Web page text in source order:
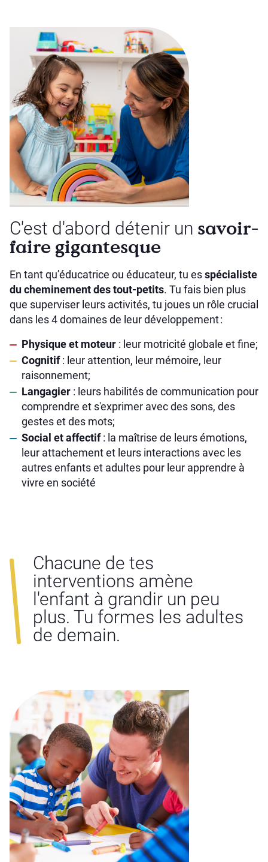
C'est d'abord détenir un savoir-
faire gigantesque
En tant qu’éducatrice ou éducateur, tu esspécialiste
du cheminement des tout-petits. Tu fais bien plus
que superviser leurs activités, tu joues un rôle crucial
dans les 4 domaines de leur développement :
Physique et moteur : leur motricité globale et fine;
Cognitif: leur attention, leur mémoire, leur
raisonnement;
Langagier : leurs habilités de communication pour
comprendre et s'exprimer avec des sons, des
gestes et des mots;
Social et affectif: la maîtrise de leurs émotions,
leur attachement et leurs interactions avec les
autres enfants et adultes pour leur apprendre à
vivre en société
Chacune de tes
interventions amène
l'enfant à grandir un peu
plus. Tu formes les adultes
de demain.